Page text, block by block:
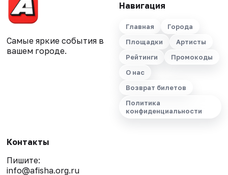
Самые яркие события в
вашем городе.
Навигация
Главная
Города
Площадки
Артисты
Рейтинги
Промокоды
О нас
Возврат билетов
Политика
конфиденциальности
Контакты
Пишите:
info@afisha.org.ru